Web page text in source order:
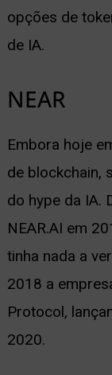
opções de
de IA.
NEAR
Embora hoje
de blockchain,
do hype da IA.
NEAR.AI em
tinha nada a
2018 a
Protocol,
2020.